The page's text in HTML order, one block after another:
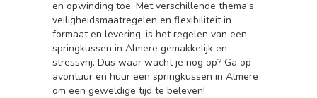
en opwinding toe. Met verschillende thema's,
veiligheidsmaatregelen en flexibiliteit in
formaat en levering, is het regelen van een
springkussen in Almere gemakkelijk en
stressvrij. Dus waar wacht je nog op? Ga op
avontuur en huur een springkussen in Almere
om een geweldige tijd te beleven!